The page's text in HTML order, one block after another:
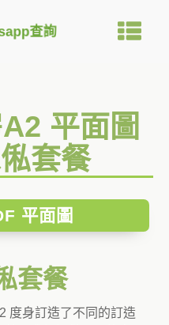
查詢
平面圖
套餐
平面圖
套餐
度身訂造了不同的訂造